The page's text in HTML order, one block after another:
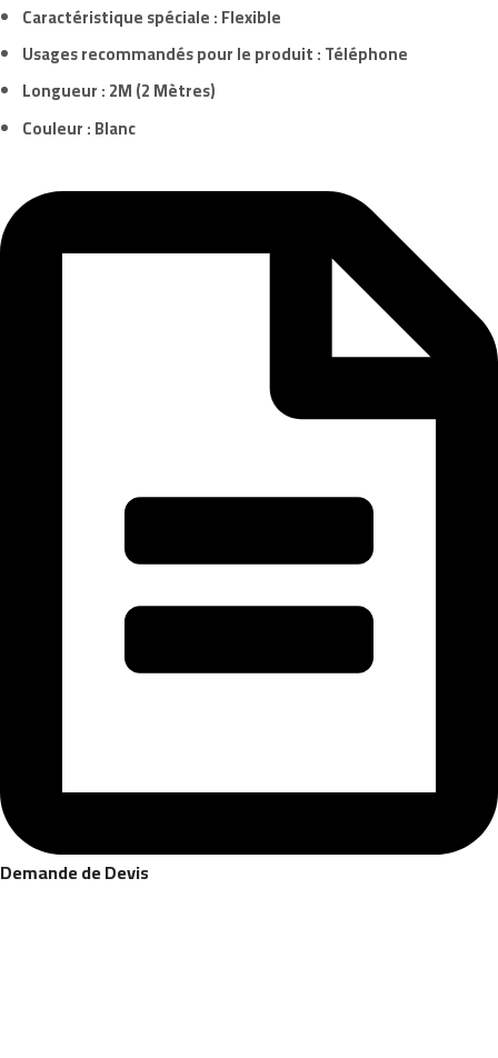
Caractéristique spéciale : Flexible
Usages recommandés pour le produit : Téléphone
Longueur : 2M (2 Mètres)
Couleur :Blanc
Demande de Devis